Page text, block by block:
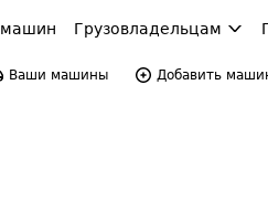
Грузовладельцам
Ваши машины Добавить